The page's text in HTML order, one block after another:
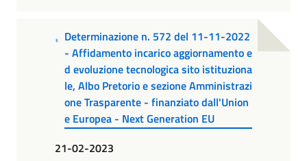
Determinazione n. 572 del 11-11-2022
- Affidamento incarico aggiornamento e
d evoluzione tecnologica sito istituziona
le, Albo Pretorio e sezione Amministrazi
one Trasparente - finanziato dall'Union
e Europea - Next Generation EU
21-02-2023